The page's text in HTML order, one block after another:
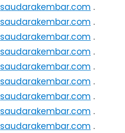
saudarakembar.com .
saudarakembar.com .
saudarakembar.com .
saudarakembar.com .
saudarakembar.com .
saudarakembar.com .
saudarakembar.com .
saudarakembar.com .
saudarakembar.com .